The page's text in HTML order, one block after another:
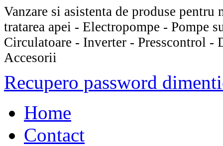
Vanzare si asistenta de produse pentru
tratarea apei - Electropompe - Pompe
Circulatoare - Inverter - Presscontrol -
Accesorii
Recupero password
Home
Contact